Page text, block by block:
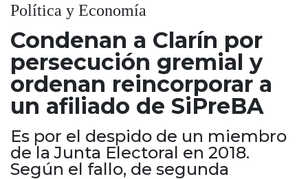
Córdoba, la Docta
Ambiente y sustentabilidad
Deportes
Córdoba diverse
Córdoba independiente
Nacionales
Humor
Villa María y zona
San Francisco y zona
Traslasierra
Punilla / Carlos Paz
Alta Gracia
Marcos Juárez
Río Primero
Valle de Calamuchita
Jesús María y norte
Política y Economía
Condenan a Clarín por
persecución gremial y
ordenan reincorporar a
un afiliado de SiPreBA
Es por el despido de un miembro
de la Junta Electoral en 2018.
Según el fallo, de segunda